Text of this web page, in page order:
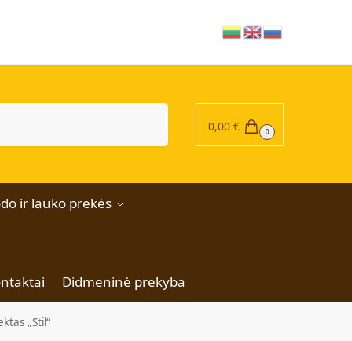
0,00 € 0
ir lauko prekės
Didmeninė prekyba
„Stil“